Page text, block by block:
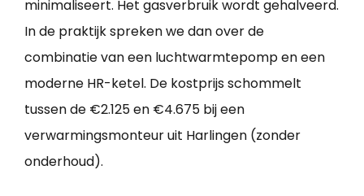
minimaliseert. Het gasverbruik wordt gehalveerd.
In de praktijk spreken we dan over de
combinatie van een luchtwarmtepomp en een
moderne HR-ketel. De kostprijs schommelt
tussen de €2.125 en €4.675 bij een
verwarmingsmonteur uit Harlingen (zonder
onderhoud).